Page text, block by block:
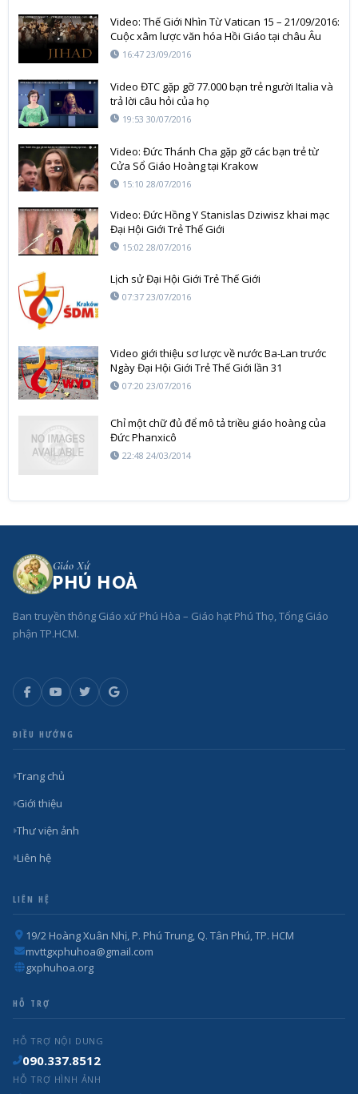
Video: Thế Giới Nhìn Từ Vatican 15 – 21/09/2016:
Cuộc xâm lược văn hóa Hồi Giáo tại châu Âu
16:47 23/09/2016
Video ĐTC gặp gỡ 77.000 bạn trẻ người Italia và
trả lời câu hỏi của họ
19:53 30/07/2016
Video: Đức Thánh Cha gặp gỡ các bạn trẻ từ
Cửa Sổ Giáo Hoàng tại Krakow
15:10 28/07/2016
Video: Đức Hồng Y Stanislas Dziwisz khai mạc
Đại Hội Giới Trẻ Thế Giới
15:02 28/07/2016
Lịch sử Đại Hội Giới Trẻ Thế Giới
07:37 23/07/2016
Video giới thiệu sơ lược về nước Ba-Lan trước
Ngày Đại Hội Giới Trẻ Thế Giới lần 31
07:20 23/07/2016
Chỉ một chữ đủ để mô tả triều giáo hoàng của
Đức Phanxicô
22:48 24/03/2014
Giáo Xứ
PHÚ HOÀ
Ban truyền thông Giáo xứ Phú Hòa – Giáo hạt Phú Thọ, Tổng Giáo
phận TP.HCM.
ĐIỀU HƯỚNG
Trang chủ
Giới thiệu
Thư viện ảnh
Liên hệ
LIÊN HỆ
19/2 Hoàng Xuân Nhị, P. Phú Trung, Q. Tân Phú, TP. HCM
mvttgxphuhoa@gmail.com
gxphuhoa.org
HỖ TRỢ
HỖ TRỢ NỘI DUNG
090.337.8512
HỖ TRỢ HÌNH ẢNH